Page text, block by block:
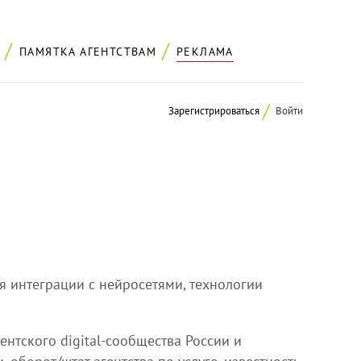
ПАМЯТКА АГЕНТСТВАМ РЕКЛАМА
Зарегистрироваться Войти
с нейросетями, технологии
digital-сообщества России и